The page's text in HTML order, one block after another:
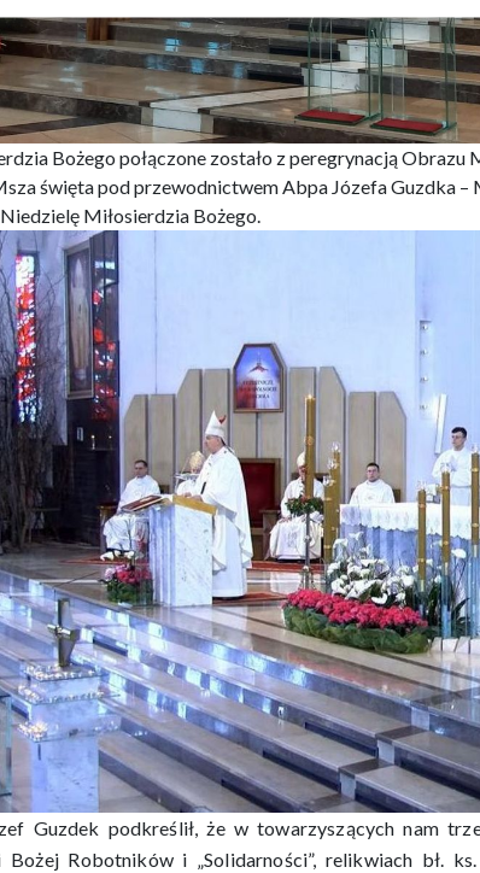
Bożego połączone zostało z peregrynacją Obrazu
święta pod przewodnictwem Abpa Józefa Guzdka
Miłosierdzia Bożego.
Guzdek podkreślił, że w towarzyszących nam
Robotników i „Solidarności”, relikwiach bł.